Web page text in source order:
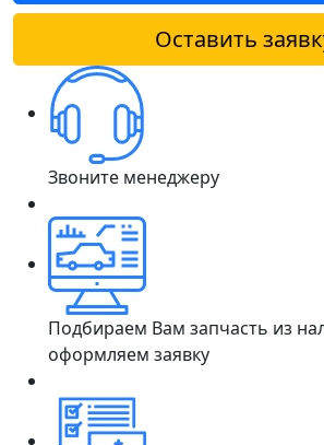
Оставить
Звоните менеджеру
Подбираем Вам запчасть из
оформляем заявку